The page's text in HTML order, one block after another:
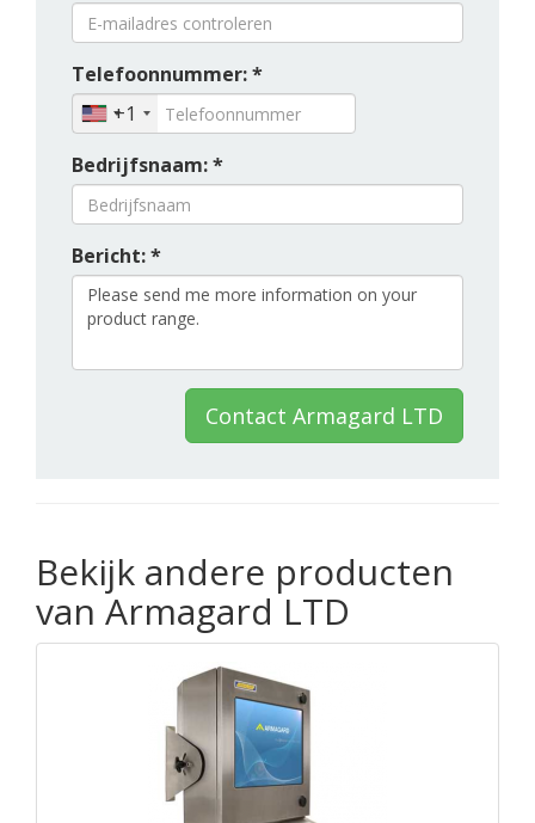
Telefoonnummer: *
+1
Bedrijfsnaam: *
Bericht: *
Contact Armagard LTD
Bekijk andere producten
van Armagard LTD